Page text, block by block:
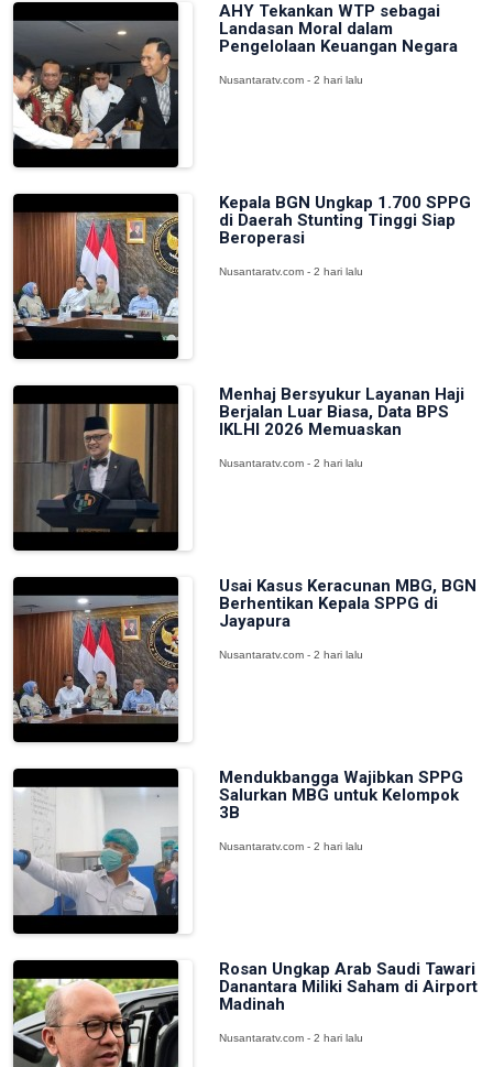
AHY Tekankan WTP sebagai
Landasan Moral dalam
Pengelolaan Keuangan Negara
Nusantaratv.com - 2 hari lalu
Kepala BGN Ungkap 1.700 SPPG
di Daerah Stunting Tinggi Siap
Beroperasi
Nusantaratv.com - 2 hari lalu
Menhaj Bersyukur Layanan Haji
Berjalan Luar Biasa, Data BPS
IKLHI 2026 Memuaskan
Nusantaratv.com - 2 hari lalu
Usai Kasus Keracunan MBG, BGN
Berhentikan Kepala SPPG di
Jayapura
Nusantaratv.com - 2 hari lalu
Mendukbangga Wajibkan SPPG
Salurkan MBG untuk Kelompok
3B
Nusantaratv.com - 2 hari lalu
Rosan Ungkap Arab Saudi Tawari
Danantara Miliki Saham di Airport
Madinah
Nusantaratv.com - 2 hari lalu